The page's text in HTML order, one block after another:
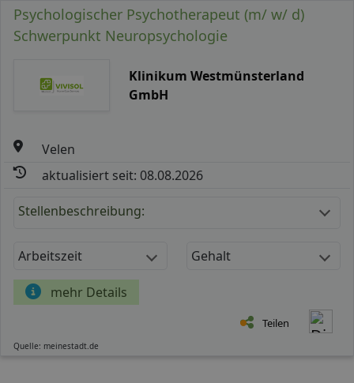
Psychologischer Psychotherapeut (m/ w/ d)
Schwerpunkt Neuropsychologie
Klinikum Westmünsterland
GmbH
Velen
aktualisiert seit: 08.08.2026
Stellenbeschreibung:
Arbeitszeit Gehalt
mehr Details
Teilen
Quelle: meinestadt.de